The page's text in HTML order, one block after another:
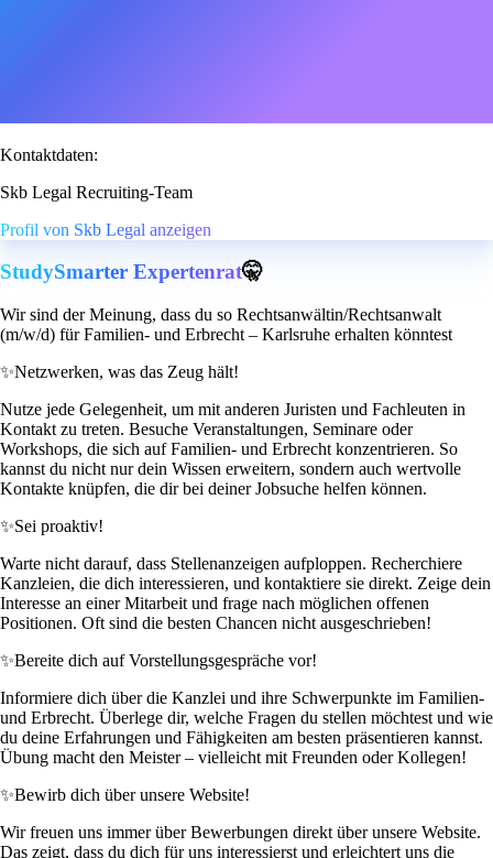
Kontaktdaten:
Skb Legal Recruiting-Team
Profil von Skb Legal anzeigen
StudySmarter Expertenrat🤫
Wir sind der Meinung, dass du so Rechtsanwältin/Rechtsanwalt
(m/w/d) für Familien- und Erbrecht – Karlsruhe erhalten könntest
✨Netzwerken, was das Zeug hält!
Nutze jede Gelegenheit, um mit anderen Juristen und Fachleuten in
Kontakt zu treten. Besuche Veranstaltungen, Seminare oder
Workshops, die sich auf Familien- und Erbrecht konzentrieren. So
kannst du nicht nur dein Wissen erweitern, sondern auch wertvolle
Kontakte knüpfen, die dir bei deiner Jobsuche helfen können.
✨Sei proaktiv!
Warte nicht darauf, dass Stellenanzeigen aufploppen. Recherchiere
Kanzleien, die dich interessieren, und kontaktiere sie direkt. Zeige dein
Interesse an einer Mitarbeit und frage nach möglichen offenen
Positionen. Oft sind die besten Chancen nicht ausgeschrieben!
✨Bereite dich auf Vorstellungsgespräche vor!
Informiere dich über die Kanzlei und ihre Schwerpunkte im Familien-
und Erbrecht. Überlege dir, welche Fragen du stellen möchtest und wie
du deine Erfahrungen und Fähigkeiten am besten präsentieren kannst.
Übung macht den Meister – vielleicht mit Freunden oder Kollegen!
✨Bewirb dich über unsere Website!
Wir freuen uns immer über Bewerbungen direkt über unsere Website.
Das zeigt, dass du dich für uns interessierst und erleichtert uns die